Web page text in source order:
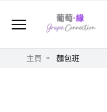
主頁 麵包班